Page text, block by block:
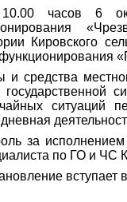
часов 6
Кировского
и средства
государственной
ситуаций
за
по ГО и ЧС
вступает